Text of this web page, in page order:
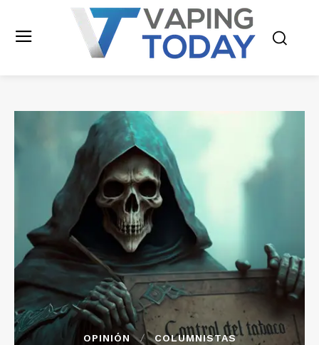
OPINIÓN COLUMNISTAS